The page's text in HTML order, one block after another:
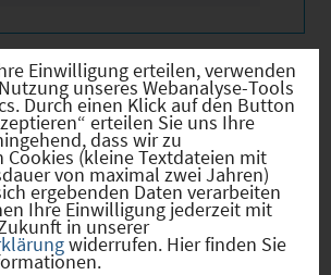
Einwilligung erteilen, verwenden
unseres Webanalyse-Tools
Durch einen Klick auf den Button
erteilen Sie uns Ihre
dass wir zu
Cookies (kleine Textdateien mit
von maximal zwei Jahren)
ergebenden Daten verarbeiten
Ihre Einwilligung jederzeit mit
in unserer
widerrufen. Hier finden Sie